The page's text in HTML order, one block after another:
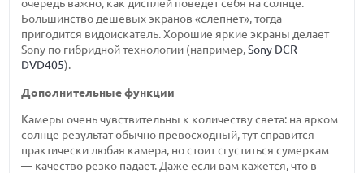
очередь важно, как дисплей поведет себя на солнце.
Большинство дешевых экранов «слепнет», тогда
пригодится видоискатель. Хорошие яркие экраны делает
Sony по гибридной технологии (например,Sony DCR-
DVD405).
Дополнительные функции
Камеры очень чувствительны к количеству света: на ярком
солнце результат обычно превосходный, тут справится
практически любая камера, но стоит сгуститься сумеркам
— качество резко падает. Даже если вам кажется, что в